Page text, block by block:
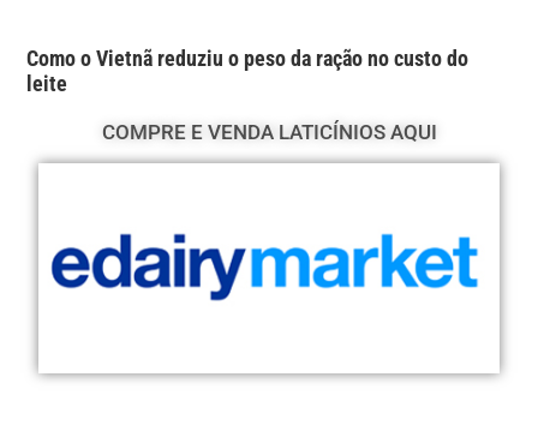
Como o Vietnã reduziu o peso da ração no custo do
leite
COMPRE E VENDA LATICÍNIOS AQUI